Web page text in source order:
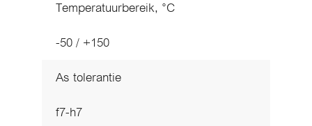
Temperatuurbereik, °C
-50 / +150
As tolerantie
f7-h7